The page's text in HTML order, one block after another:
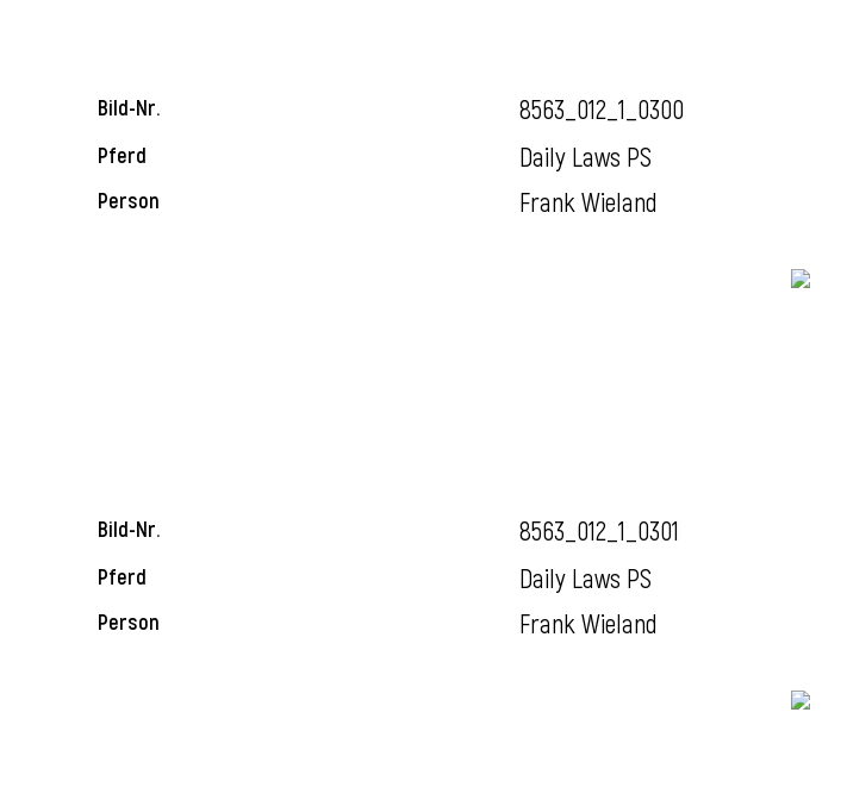
Bild-Nr. 8563_012_1_0300
Pferd Daily Laws PS
Person Frank Wieland
Bild-Nr. 8563_012_1_0301
Pferd Daily Laws PS
Person Frank Wieland